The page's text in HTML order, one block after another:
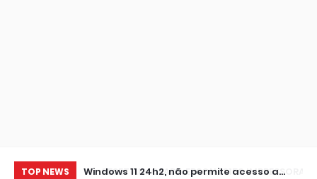
TOP NEWS
IMPRESSORA
Windows 11 24h2, não permite acesso a